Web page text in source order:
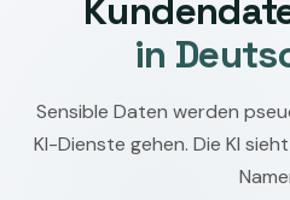
in
Sensible Daten werden
KI-Dienste gehen. Die KI